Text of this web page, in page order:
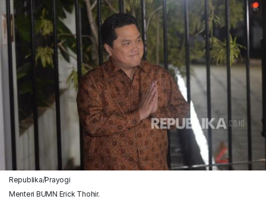
Republika/Prayogi
Menteri BUMN Erick Thohir.